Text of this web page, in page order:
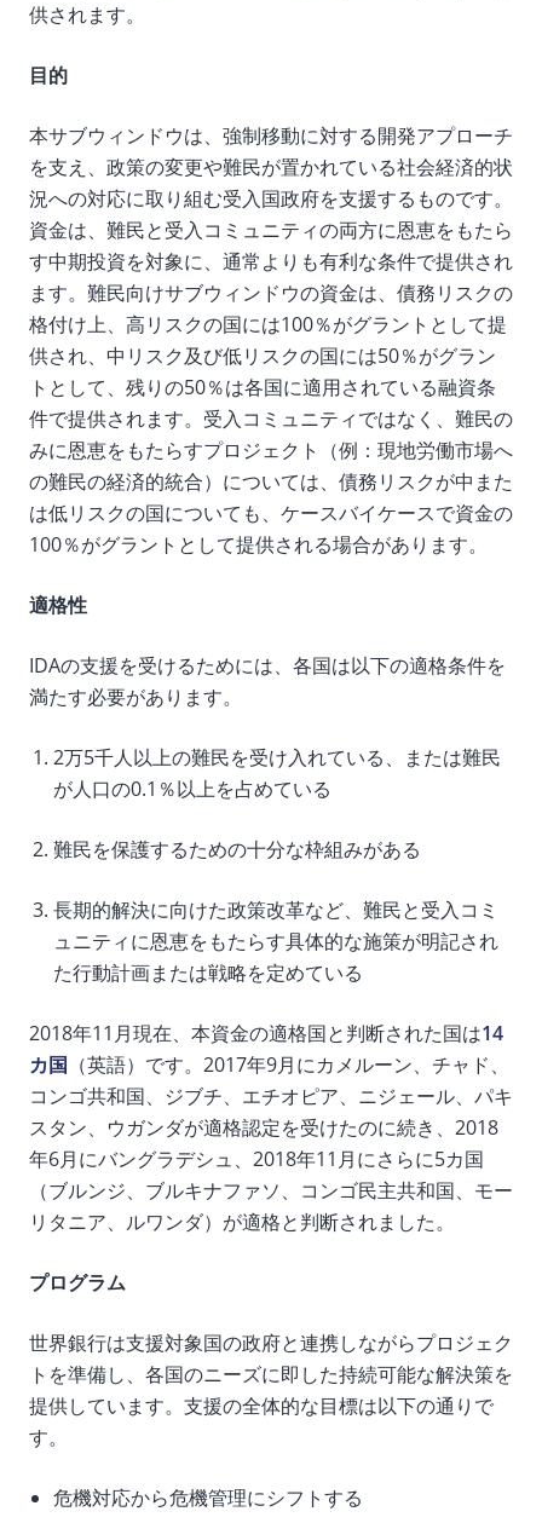
供されます。
目的
本サブウィンドウは、強制移動に対する開発アプローチ
を支え、政策の変更や難民が置かれている社会経済的状
況への対応に取り組む受入国政府を支援するものです。
資金は、難民と受入コミュニティの両方に恩恵をもたら
す中期投資を対象に、通常よりも有利な条件で提供され
ます。難民向けサブウィンドウの資金は、債務リスクの
格付け上、高リスクの国には100％がグラントとして提
供され、中リスク及び低リスクの国には50％がグラン
トとして、残りの50％は各国に適用されている融資条
件で提供されます。受入コミュニティではなく、難民の
みに恩恵をもたらすプロジェクト（例：現地労働市場へ
の難民の経済的統合）については、債務リスクが中また
は低リスクの国についても、ケースバイケースで資金の
100％がグラントとして提供される場合があります。
適格性
IDAの支援を受けるためには、各国は以下の適格条件を
満たす必要があります。
2万5千人以上の難民を受け入れている、または難民
が人口の0.1％以上を占めている
難民を保護するための十分な枠組みがある
長期的解決に向けた政策改革など、難民と受入コミ
ュニティに恩恵をもたらす具体的な施策が明記され
た行動計画または戦略を定めている
2018年11月現在、本資金の適格国と判断された国は14
カ国 （英語）です。2017年9月にカメルーン、チャド、
コンゴ共和国、ジブチ、エチオピア、ニジェール、パキ
スタン、ウガンダが適格認定を受けたのに続き、2018
年6月にバングラデシュ、2018年11月にさらに5カ国
（ブルンジ、ブルキナファソ、コンゴ民主共和国、モー
リタニア、ルワンダ）が適格と判断されました。
プログラム
世界銀行は支援対象国の政府と連携しながらプロジェク
トを準備し、各国のニーズに即した持続可能な解決策を
提供しています。支援の全体的な目標は以下の通りで
す。
危機対応から危機管理にシフトする